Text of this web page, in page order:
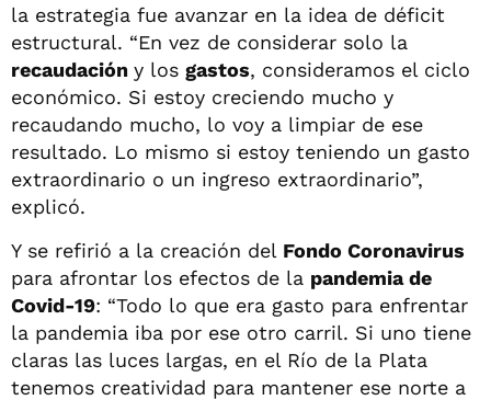
la estrategia fue avanzar en la idea de déficit
estructural. “En vez de considerar solo la
recaudación y los gastos, consideramos el ciclo
económico. Si estoy creciendo mucho y
recaudando mucho, lo voy a limpiar de ese
resultado. Lo mismo si estoy teniendo un gasto
extraordinario o un ingreso extraordinario”,
explicó.
Y se refirió a la creación del Fondo Coronavirus
para afrontar los efectos de la pandemia de
Covid-19: “Todo lo que era gasto para enfrentar
la pandemia iba por ese otro carril. Si uno tiene
claras las luces largas, en el Río de la Plata
tenemos creatividad para mantener ese norte a